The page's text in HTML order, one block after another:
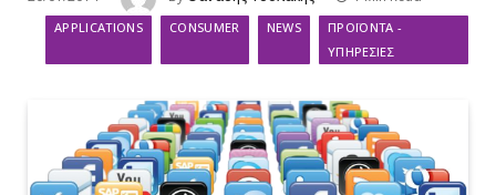
APPLICATIONS CONSUMER NEWS
ΠΡΟΪΌΝΤΑ -
ΥΠΗΡΕΣΊΕΣ